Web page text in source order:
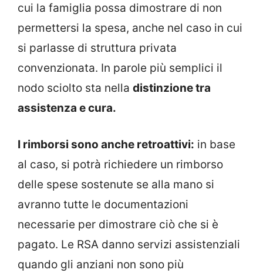
cui la famiglia possa dimostrare di non
permettersi la spesa, anche nel caso in cui
si parlasse di struttura privata
convenzionata. In parole più semplici il
nodo sciolto sta nella distinzione tra
assistenza e cura.
I rimborsi sono anche retroattivi: in base
al caso, si potrà richiedere un rimborso
delle spese sostenute se alla mano si
avranno tutte le documentazioni
necessarie per dimostrare ciò che si è
pagato. Le RSA danno servizi assistenziali
quando gli anziani non sono più